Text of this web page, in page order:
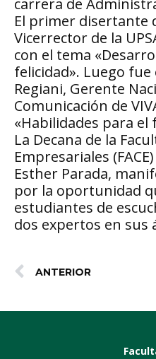
carrera de
El primer disertante
Vicerrector de la
con el tema
felicidad». Luego
Regiani, Gerente
Comunicación de
«Habilidades para el
La Decana de la
Empresariales
Esther Parada,
por la oportunidad
estudiantes de
dos expertos en sus
ANTERIOR